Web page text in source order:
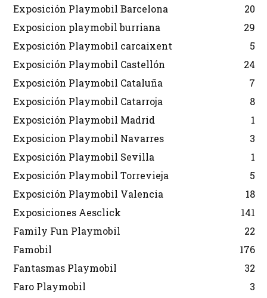
Exposición Playmobil Barcelona
20
Exposicion playmobil burriana
29
Exposición Playmobil carcaixent
5
Exposición Playmobil Castellón
24
Exposición Playmobil Cataluña
7
Exposición Playmobil Catarroja
8
Exposición Playmobil Madrid
1
Exposicion Playmobil Navarres
3
Exposición Playmobil Sevilla
1
Exposición Playmobil Torrevieja
5
Exposición Playmobil Valencia
18
Exposiciones Aesclick
141
Family Fun Playmobil
22
Famobil
176
Fantasmas Playmobil
32
Faro Playmobil
3